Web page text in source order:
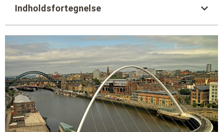
Indholdsfortegnelse